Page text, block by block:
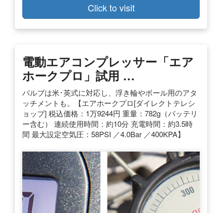
Click to visit
電動エアコンプレッサー「エア
ホークプロ」試用 …
バルブは米･英式に対応し、浮き輪やボール用のアタ
ッチメントも。【エアホークプロ[ダイレクトテレシ
ョップ] 税込価格：1万9244円 重量：782g（バッテリ
ー含む） 連続使用時間：約10分 充電時間：約3.5時
間 最大設定空気圧：58PSI ／4.0Bar ／400KPA】